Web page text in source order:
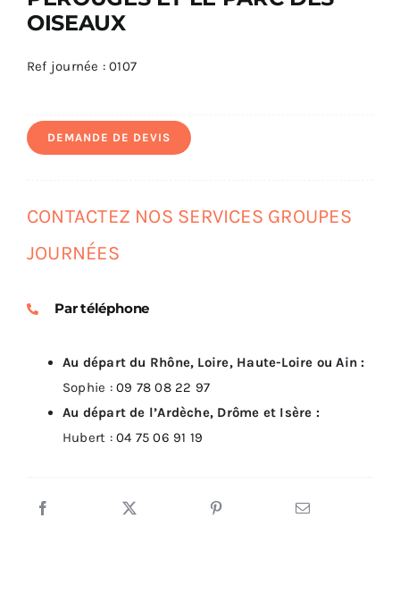
OISEAUX
Ref journée : 0107
DEMANDE DE DEVIS
CONTACTEZ NOS SERVICES GROUPES
JOURNÉES
Par téléphone
Au départ du Rhône, Loire, Haute-Loire ou Ain :
Sophie :09 78 08 22 97
Au départ de l’Ardèche, Drôme et Isère :
Hubert :04 75 06 91 19